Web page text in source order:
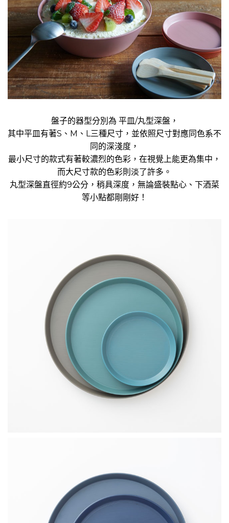
盤子的器型分別為 平皿/丸型深盤，
其中平皿有著S、M、L三種尺寸，並依照尺寸對應同色系不
同的深淺度，
最小尺寸的款式有著較濃烈的色彩，在視覺上能更為集中，
而大尺寸款的色彩則淡了許多。
丸型深盤直徑約9公分，稍具深度，無論盛裝點心、下酒菜
等小點都剛剛好！